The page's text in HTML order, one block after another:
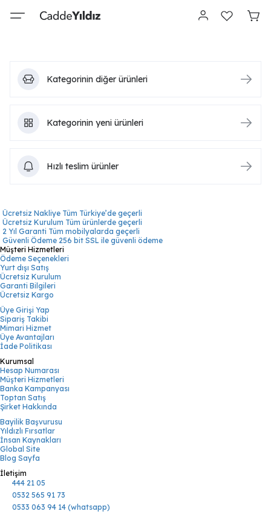
Kategorinin diğer ürünleri
Kategorinin yeni ürünleri
Hızlı teslim ürünler
Ücretsiz Nakliye Tüm Türkiye’de geçerli
Ücretsiz Kurulum Tüm ürünlerde geçerli
2 Yıl Garanti Tüm mobilyalarda geçerli
Güvenli Ödeme 256 bit SSL ile güvenli ödeme
Müşteri Hizmetleri
Ödeme Seçenekleri
Yurt dışı Satış
Ücretsiz Kurulum
Garanti Bilgileri
Ücretsiz Kargo
Üye Girişi Yap
Sipariş Takibi
Mimari Hizmet
Üye Avantajları
İade Politikası
Kurumsal
Hesap Numarası
Müşteri Hizmetleri
Banka Kampanyası
Toptan Satış
Şirket Hakkında
Bayilik Başvurusu
Yıldızlı Fırsatlar
İnsan Kaynakları
Global Site
Blog Sayfa
İletişim
444 21 05
0532 565 91 73
0533 063 94 14 (whatsapp)